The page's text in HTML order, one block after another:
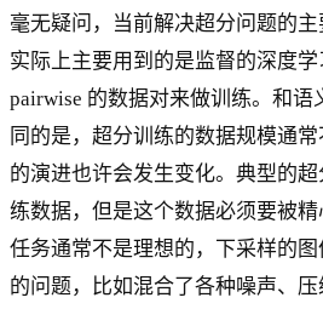
毫无疑问，当前解决超分问题的主
实际上主要用到的是监督的深度学
pairwise 的数据对来做训练。和语
同的是，超分训练的数据规模通
的演进也许会发生变化。典型的
练数据，但是这个数据必须要被
任务通常不是理想的，下采样的
的问题，比如混合了各种噪声、